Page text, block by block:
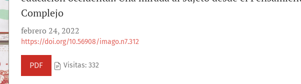
Complejo
febrero 24, 2022
https://doi.org/10.56908/imago.n7.312
PDF Visitas: 332